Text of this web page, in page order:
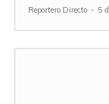
Reportero Directo - 5